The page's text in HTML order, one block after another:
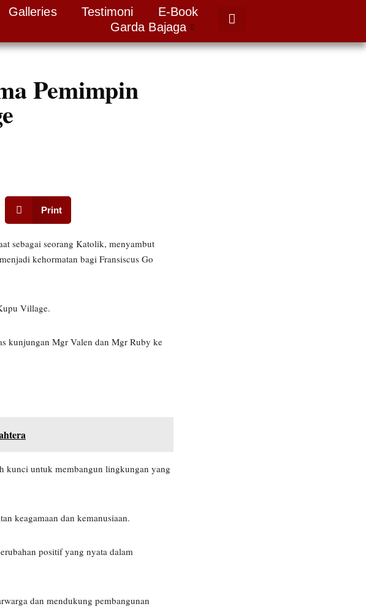
Galleries Testimoni
E-Book
Garda Bajaga
Pemimpin
Print
sebagai seorang Katolik, menyambut
kehormatan bagi Fransiscus Go
Village.
kunjungan Mgr Valen dan Mgr Ruby ke
kunci untuk membangun lingkungan yang
keagamaan dan kemanusiaan.
positif yang nyata dalam
dan mendukung pembangunan